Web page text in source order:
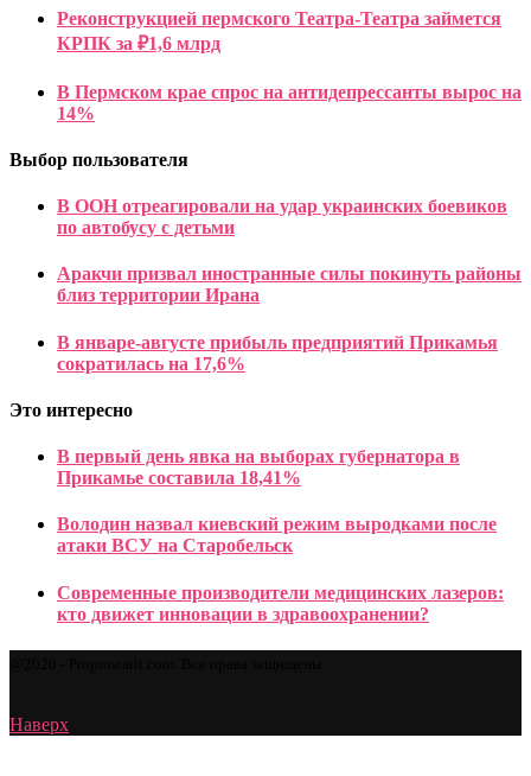
Реконструкцией пермского Театра-Театра займется
КРПК за ₽1,6 млрд
В Пермском крае спрос на антидепрессанты вырос на
14%
Выбор пользователя
В ООН отреагировали на удар украинских боевиков
по автобусу с детьми
Аракчи призвал иностранные силы покинуть районы
близ территории Ирана
В январе-августе прибыль предприятий Прикамья
сократилась на 17,6%
Это интересно
В первый день явка на выборах губернатора в
Прикамье составила 18,41%
Володин назвал киевский режим выродками после
атаки ВСУ на Старобельск
Современные производители медицинских лазеров:
кто движет инновации в здравоохранении?
Наверх